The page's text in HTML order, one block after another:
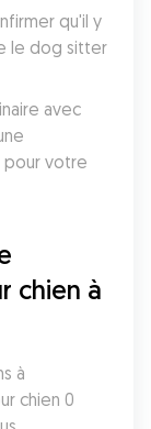
qu'il y
le dog sitter
avec
pour votre
chien à
à
chien 0